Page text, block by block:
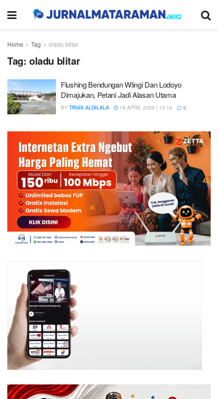
Home Tag oladu blitar
Tag: oladu blitar
Flushing Bendungan Wlingi Dan Lodoyo
Dimajukan, Petani Jadi Alasan Utama
BY TRIAS ALDILALA 19 APRIL 2025 | 13:16 0